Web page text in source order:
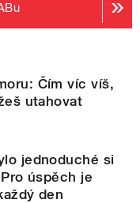
Čím víc víš,
utahovat
jednoduché si
úspěch je
den